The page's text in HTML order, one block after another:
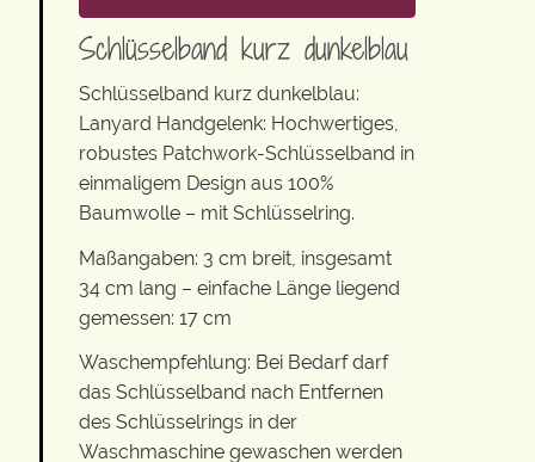
Schlüsselband kurz dunkelblau
Schlüsselband kurz dunkelblau:
Lanyard Handgelenk: Hochwertiges,
robustes Patchwork-Schlüsselband in
einmaligem Design aus 100%
Baumwolle – mit Schlüsselring.
Maßangaben: 3 cm breit, insgesamt
34 cm lang – einfache Länge liegend
gemessen: 17 cm
Waschempfehlung: Bei Bedarf darf
das Schlüsselband nach Entfernen
des Schlüsselrings in der
Waschmaschine gewaschen werden